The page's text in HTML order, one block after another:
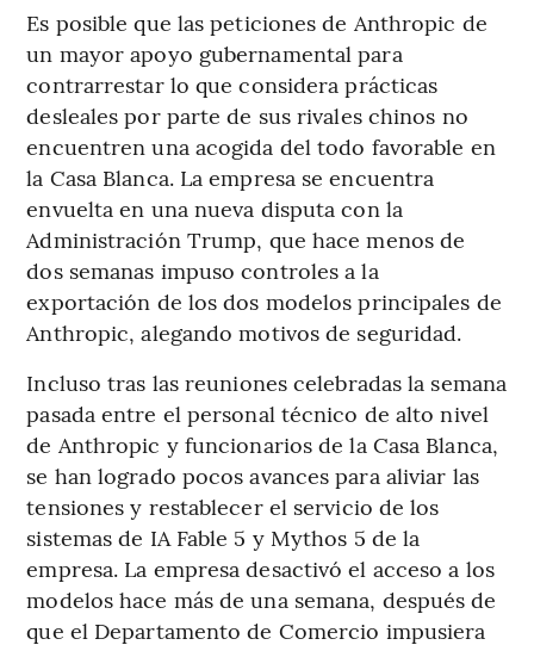
Es posible que las peticiones de Anthropic de
un mayor apoyo gubernamental para
contrarrestar lo que considera prácticas
desleales por parte de sus rivales chinos no
encuentren una acogida del todo favorable en
la Casa Blanca. La empresa se encuentra
envuelta en una nueva disputa con la
Administración Trump, que hace menos de
dos semanas impuso controles a la
exportación de los dos modelos principales de
Anthropic, alegando motivos de seguridad.
Incluso tras las reuniones celebradas la semana
pasada entre el personal técnico de alto nivel
de Anthropic y funcionarios de la Casa Blanca,
se han logrado pocos avances para aliviar las
tensiones y restablecer el servicio de los
sistemas de IA Fable 5 y Mythos 5 de la
empresa. La empresa desactivó el acceso a los
modelos hace más de una semana, después de
que el Departamento de Comercio impusiera